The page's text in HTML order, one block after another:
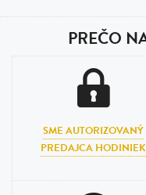
PREČO
SME AUTORIZOVANÝ
PREDAJCA HODINIEK